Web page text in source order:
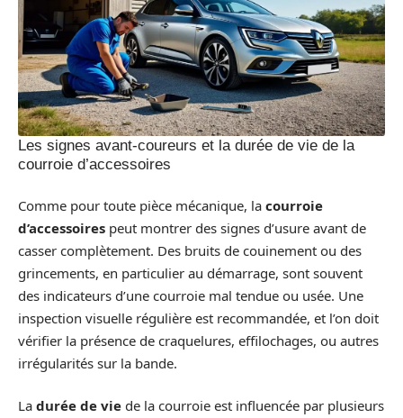
Les signes avant-coureurs et la durée de vie de la
courroie d’accessoires
Comme pour toute pièce mécanique, la courroie
d’accessoires peut montrer des signes d’usure avant de
casser complètement. Des bruits de couinement ou des
grincements, en particulier au démarrage, sont souvent
des indicateurs d’une courroie mal tendue ou usée. Une
inspection visuelle régulière est recommandée, et l’on doit
vérifier la présence de craquelures, effilochages, ou autres
irrégularités sur la bande.
La durée de vie de la courroie est influencée par plusieurs